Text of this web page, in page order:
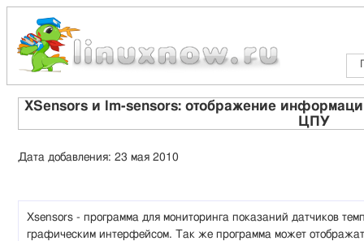
XSensors и lm-sensors: отображение
ЦПУ
Дата добавления: 23 мая 2010
Xsensors - программа для мониторинга показаний датчиков
графическим интерфейсом. Так же программа может